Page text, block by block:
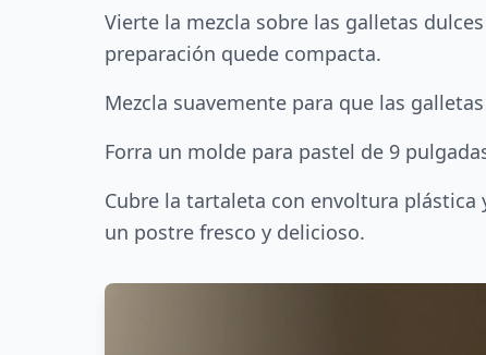
Vierte la mezcla sobre las galletas
preparación quede compacta.
Mezcla suavemente para que las
Forra un molde para pastel de 9
Cubre la tartaleta con envoltura plástica
un postre fresco y delicioso.